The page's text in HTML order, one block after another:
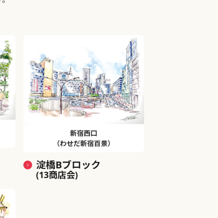
新宿西口
（わせだ新宿百景）
淀橋Bブロック
(13商店会)